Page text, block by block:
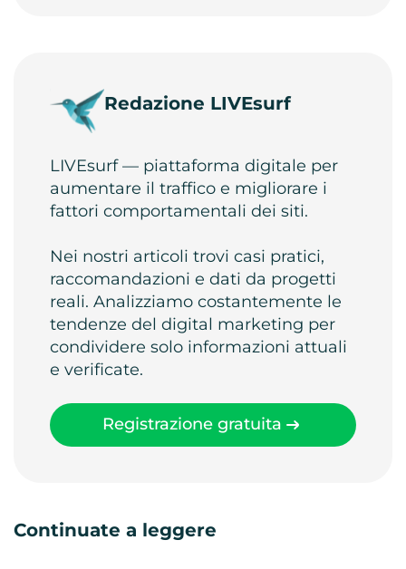
Redazione LIVEsurf
LIVEsurf — piattaforma digitale per
aumentare il traffico e migliorare i
fattori comportamentali dei siti.
Nei nostri articoli trovi casi pratici,
raccomandazioni e dati da progetti
reali. Analizziamo costantemente le
tendenze del digital marketing per
condividere solo informazioni attuali
e verificate.
Registrazione gratuita
Continuate a leggere